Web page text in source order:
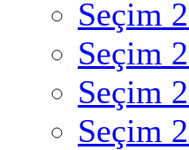
Seçim
Seçim
Seçim
Seçim